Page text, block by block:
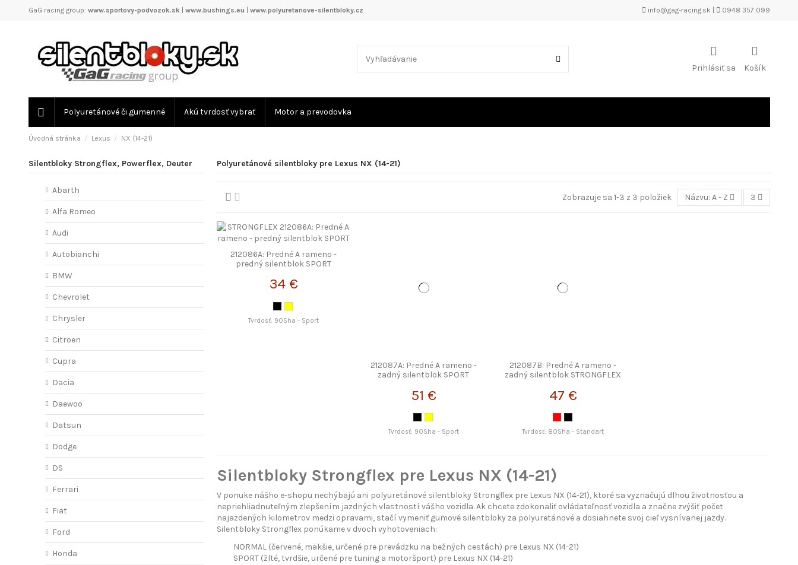
GaG racing group: www.sportovy-podvozok.sk| www.bushings.eu www.polyuretanove-silentbloky.cz info@gag-racing.sk 0948 357 099
Prihlásiť sa Košík
Polyuretánové či gumenné Akú tvrdosť vybrať Motor a prevodovka
Úvodná stránka Lexus NX (14-21)
Polyuretánové silentbloky pre Lexus NX (14-21)
Zobrazuje sa 1-3 z 3 položiek Názvu: A - Z 3
212086A: Predné A rameno -
predný silentblok SPORT
34 €
Tvrdosť: 90Sha - Sport
212087A: Predné A rameno -
zadný silentblok SPORT
51 €
Tvrdosť: 90Sha - Sport
212087B: Predné A rameno -
zadný silentblok STRONGFLEX
47 €
Tvrdosť: 80Sha - Standart
Silentbloky Strongflex pre Lexus NX (14-21)
V ponuke nášho e-shopu nechýbajú ani polyuretánové silentbloky Strongflex pre Lexus NX (14-21), ktoré sa vyznačujú dlhou životnosťou a
nepriehliadnuteľným zlepšením jazdných vlastností vášho vozidla. Ak chcete zdokonaliť ovládateľnosť vozidla a značne zvýšiť počet
najazdených kilometrov medzi opravami, stačí vymeniť gumové silentbloky za polyuretánové a dosiahnete svoj cieľ vysnívanej jazdy.
Silentbloky Strongflex ponúkame v dvoch vyhotoveniach:
NORMAL (červené, mäkšie, určené pre prevádzku na bežných cestách) pre Lexus NX (14-21)
SPORT (žlté, tvrdšie, určené pre tuning a motoršport) pre Lexus NX (14-21)
Silentbloky Strongflex, Powerflex, Deuter
Abarth
Alfa Romeo
Audi
Autobianchi
BMW
Chevrolet
Chrysler
Citroen
Cupra
Dacia
Daewoo
Datsun
Dodge
DS
Ferrari
Fiat
Ford
Honda